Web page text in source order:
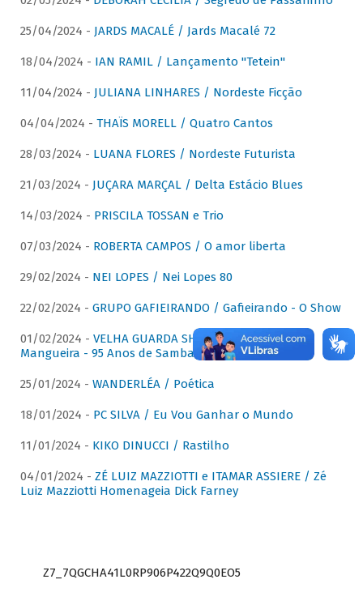
25/04/2024 - JARDS MACALÉ / Jards Macalé 72
18/04/2024 - IAN RAMIL / Lançamento "Tetein"
11/04/2024 - JULIANA LINHARES / Nordeste Ficção
04/04/2024 - THAÏS MORELL / Quatro Cantos
28/03/2024 - LUANA FLORES / Nordeste Futurista
21/03/2024 - JUÇARA MARÇAL / Delta Estácio Blues
14/03/2024 - PRISCILA TOSSAN e Trio
07/03/2024 - ROBERTA CAMPOS / O amor liberta
29/02/2024 - NEI LOPES / Nei Lopes 80
22/02/2024 - GRUPO GAFIEIRANDO / Gafieirando - O Show
01/02/2024 - VELHA GUARDA SHOW DA MANGUEIRA /
Mangueira - 95 Anos de Samba
25/01/2024 - WANDERLÉA / Poética
18/01/2024 - PC SILVA / Eu Vou Ganhar o Mundo
11/01/2024 - KIKO DINUCCI / Rastilho
04/01/2024 - ZÉ LUIZ MAZZIOTTI e ITAMAR ASSIERE / Zé
Luiz Mazziotti Homenageia Dick Farney
Z7_7QGCHA41L0RP906P422Q9Q0EO5